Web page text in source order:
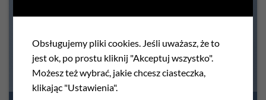
Select between various hover effects
Obsługujemy pliki cookies. Jeśli uważasz, że to
jest ok, po prostu kliknij "Akceptuj wszystko".
Możesz też wybrać, jakie chcesz ciasteczka,
klikając "Ustawienia".